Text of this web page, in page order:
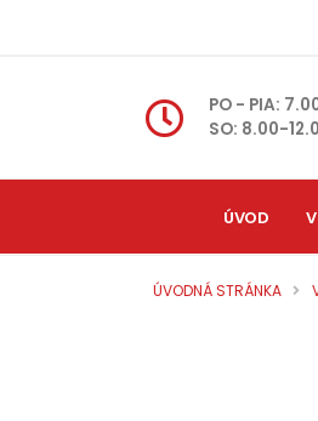
PO - PIA:
SO: 8.00-
ÚVOD
ÚVODNÁ STRÁNKA